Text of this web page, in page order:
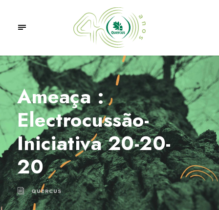
Ameaça :
Electrocussão-
Iniciativa 20-20-
20
QUERCUS